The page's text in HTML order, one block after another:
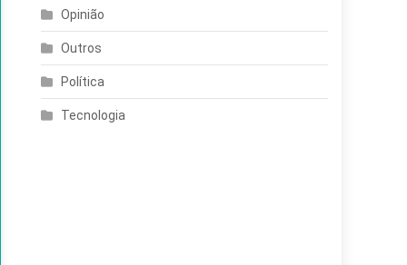
Opinião
Outros
Política
Tecnologia